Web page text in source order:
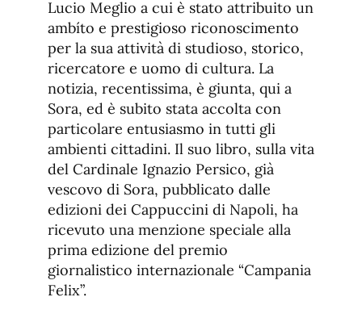
fuente.
Lucio Meglio a cui è stato attribuito un
ambíto e prestigioso riconoscimento
per la sua attività di studioso, storico,
ricercatore e uomo di cultura. La
notizia, recentissima, è giunta, qui a
Sora, ed è subito stata accolta con
particolare entusiasmo in tutti gli
ambienti cittadini. Il suo libro, sulla vita
del Cardinale Ignazio Persico, già
vescovo di Sora, pubblicato dalle
edizioni dei Cappuccini di Napoli, ha
ricevuto una menzione speciale alla
prima edizione del premio
giornalistico internazionale “Campania
Felix”.